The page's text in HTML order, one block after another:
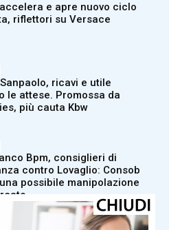
e apre nuovo ciclo
riflettori su Versace
ricavi e utile
le attese. Promossa da
più cauta Kbw
Bpm, consiglieri di
contro Lovaglio: Consob
possibile manipolazione